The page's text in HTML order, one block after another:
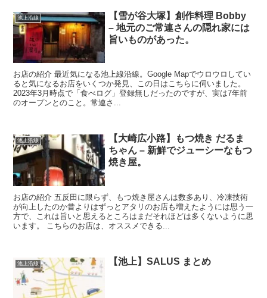
池上沿線
【雪が谷大塚】創作料理 Bobby
– 地元のご常連さんの隠れ家には
旨いものがあった。
お店の紹介 最近気になる池上線沿線。Google Mapでウロウロしてい
ると気になるお店をいくつか発見、この日はこちらに伺いました。
2023年3月時点で「食べログ」登録無しだったのですが、実は7年前
のオープンとのこと。常連さ...
池上沿線
【大崎広小路】もつ焼き だるま
ちゃん – 新鮮でジューシーなもつ
焼き屋。
お店の紹介 五反田に限らず、もつ焼き屋さんは数多あり、冷凍技術
が向上したのか昔よりはずっとアタリのお店も増えたようには思う一
方で、これは旨いと思えるところはまだそれほどは多くないように思
います。 こちらのお店は、オススメできる...
池上沿線 【池上】SALUS まとめ